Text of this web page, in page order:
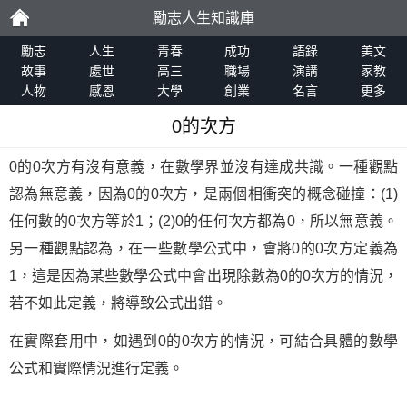
勵
志
勵志人生知識庫
勵志 人生 青春 成功 語錄
美文
故事
處世 高三 職場 演講
家教
人物
感恩 大學 創業 名言 更多
0的次方
0的0次方有沒有意義，在數學界並沒有達成共識。一種觀點
認為無意義，因為0的0次方，是兩個相衝突的概念碰撞：(1)
任何數的0次方等於1；(2)0的任何次方都為0，所以無意義。
另一種觀點認為，在一些數學公式中，會將0的0次方定義為
1，這是因為某些數學公式中會出現除數為0的0次方的情況，
若不如此定義，將導致公式出錯。
在實際套用中，如遇到0的0次方的情況，可結合具體的數學
公式和實際情況進行定義。